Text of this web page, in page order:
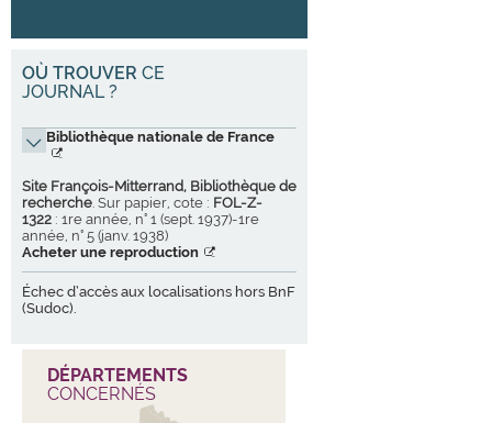
DÉPARTEMENTS
CONCERNÉS
OÙ TROUVER CE
JOURNAL ?
Bibliothèque nationale de France
Site François-Mitterrand, Bibliothèque de
recherche . Sur papier, cote : FOL-Z-
1322 : 1re année, n° 1 (sept. 1937)-1re
année, n° 5 (janv. 1938)
Acheter une reproduction
Échec d’accès aux localisations hors BnF
(Sudoc).